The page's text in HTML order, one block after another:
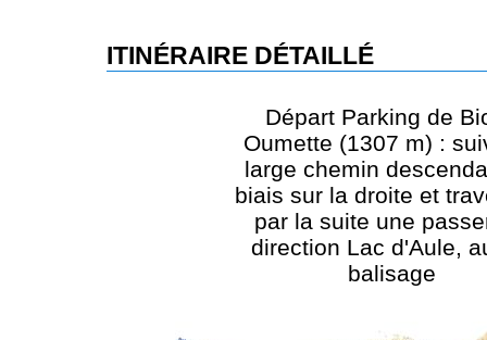
ITINÉRAIRE DÉTAILLÉ
Départ Parking de
Oumette (1307 m) :
large chemin
biais sur la droite et
par la suite une
direction Lac d'Aule,
balisage